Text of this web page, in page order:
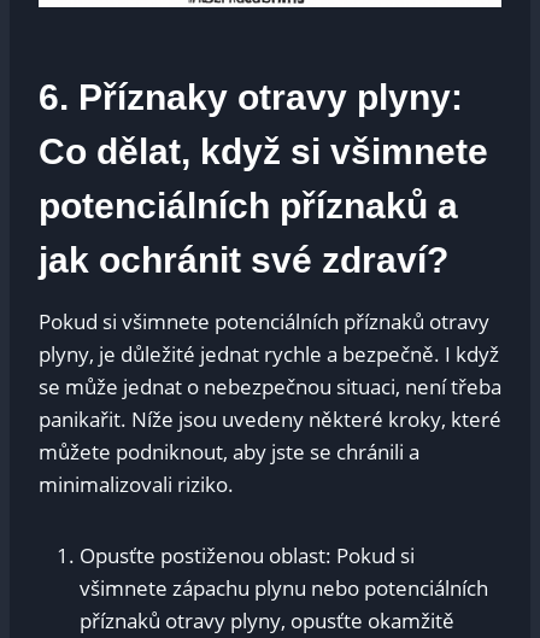
6. Příznaky otravy plyny:
Co dělat, když si všimnete
potenciálních příznaků a
jak ochránit své zdraví?
Pokud si všimnete potenciálních příznaků otravy
plyny, je důležité jednat rychle a bezpečně. I když
se může jednat o nebezpečnou situaci, není třeba
panikařit. Níže jsou uvedeny některé kroky, které
můžete podniknout, aby jste se chránili a
minimalizovali riziko.
Opusťte postiženou oblast: Pokud si
všimnete zápachu plynu nebo potenciálních
příznaků otravy plyny, opusťte okamžitě